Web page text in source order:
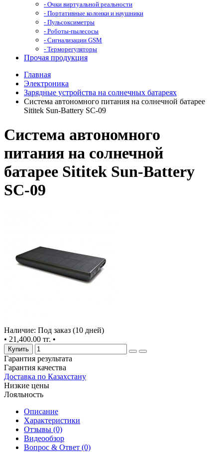
- Очки виртуальной реальности
- Портативные колонки и наушники
- Пульсоксиметры
- Роботы-пылесосы
- Сигнализации GSM
- Терморегуляторы
Прочая продукция
Главная
Электроника
Зарядные устройства на солнечных батареях
Система автономного питания на солнечной батарее
Sititek Sun-Battery SC-09
Система автономного
питания на солнечной
батарее Sititek Sun-Battery
SC-09
Наличие: Под заказ (10 дней)
• 21,400.00 тг. •
Купить
Гарантия результата
Гарантия качества
Доставка по Казахстану
Низкие цены
Лояльность
Описание
Характеристики
Отзывы (0)
Видеообзор
Вопрос & Ответ (0)